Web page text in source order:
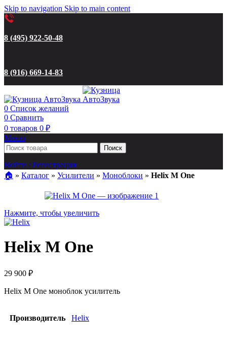
Skip to navigation Skip to main content
8 (495) 922-50-48
8 (916) 669-14-83
0 Список желаний
0 Сравнить
0 товаров 0 ₽
Меню
Поиск
Войти / Регистрация
🏠︎ » Каталог » Усилители » Моноблоки » Helix M One
Нажмите, чтобы увеличить
Helix M One
29 900 ₽
Helix M One моноблок усилитель
Производитель Helix